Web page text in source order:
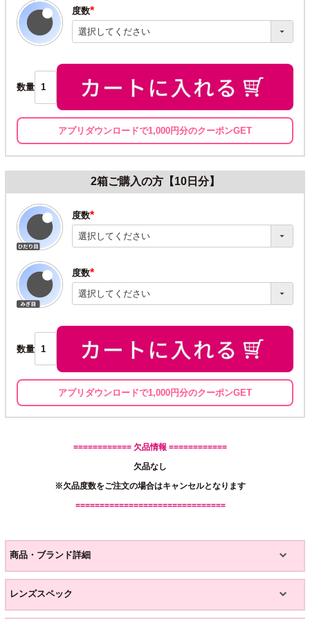
度数
(必
須)
数量
アプリダウンロードで1,000円分のクーポンGET
2箱ご購入の方【10日分】
度数
(必
須)
度数
(必
須)
数量
アプリダウンロードで1,000円分のクーポンGET
============ 欠品情報 ============
欠品なし
※欠品度数をご注文の場合はキャンセルとなります
===============================
商品・ブランド詳細
レンズスペック